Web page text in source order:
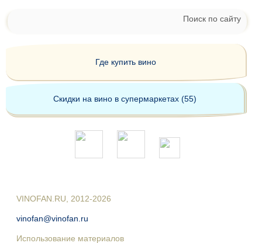
Поиск по сайту
Где купить вино
Скидки на вино в супермаркетах (55)
VINOFAN.RU, 2012-2026
vinofan@vinofan.ru
Использование материалов